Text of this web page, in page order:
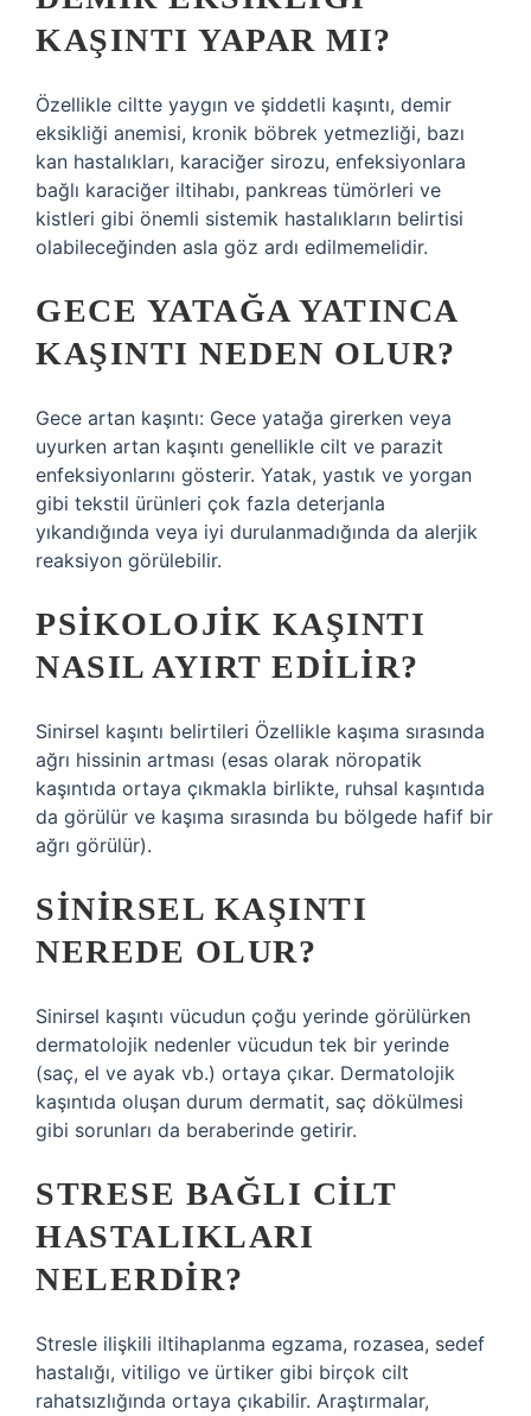
KAŞINTI YAPAR MI?
Özellikle ciltte yaygın ve şiddetli kaşıntı, demir
eksikliği anemisi, kronik böbrek yetmezliği, bazı
kan hastalıkları, karaciğer sirozu, enfeksiyonlara
bağlı karaciğer iltihabı, pankreas tümörleri ve
kistleri gibi önemli sistemik hastalıkların belirtisi
olabileceğinden asla göz ardı edilmemelidir.
GECE YATAĞA YATINCA
KAŞINTI NEDEN OLUR?
Gece artan kaşıntı: Gece yatağa girerken veya
uyurken artan kaşıntı genellikle cilt ve parazit
enfeksiyonlarını gösterir. Yatak, yastık ve yorgan
gibi tekstil ürünleri çok fazla deterjanla
yıkandığında veya iyi durulanmadığında da alerjik
reaksiyon görülebilir.
PSIKOLOJIK KAŞINTI
NASIL AYIRT EDILIR?
Sinirsel kaşıntı belirtileri Özellikle kaşıma sırasında
ağrı hissinin artması (esas olarak nöropatik
kaşıntıda ortaya çıkmakla birlikte, ruhsal kaşıntıda
da görülür ve kaşıma sırasında bu bölgede hafif bir
ağrı görülür).
SINIRSEL KAŞINTI
NEREDE OLUR?
Sinirsel kaşıntı vücudun çoğu yerinde görülürken
dermatolojik nedenler vücudun tek bir yerinde
(saç, el ve ayak vb.) ortaya çıkar. Dermatolojik
kaşıntıda oluşan durum dermatit, saç dökülmesi
gibi sorunları da beraberinde getirir.
STRESE BAĞLI CILT
HASTALIKLARI
NELERDIR?
Stresle ilişkili iltihaplanma egzama, rozasea, sedef
hastalığı, vitiligo ve ürtiker gibi birçok cilt
rahatsızlığında ortaya çıkabilir. Araştırmalar,